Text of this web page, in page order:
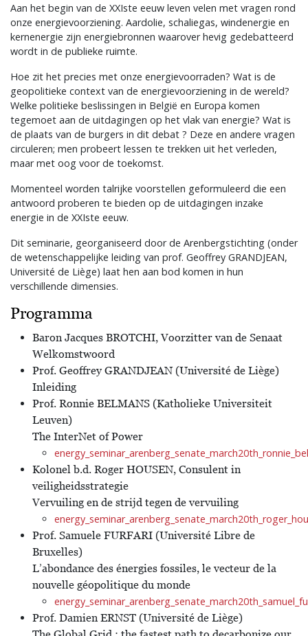
Aan het begin van de XXIste eeuw leven velen met vragen rond
onze energievoorziening. Aardolie, schaliegas, windenergie en
kernenergie zijn energiebronnen waarover hevig gedebatteerd
wordt in de publieke ruimte.
Hoe zit het precies met onze energievoorraden? Wat is de
geopolitieke context van de energievoorziening in de wereld?
Welke politieke beslissingen in België en Europa komen
tegemoet aan de uitdagingen op het vlak van energie? Wat is
de plaats van de burgers in dit debat ? Deze en andere vragen
circuleren; men probeert lessen te trekken uit het verleden,
maar met oog voor de toekomst.
Momenteel worden talrijke voorstellen geformuleerd die een
antwoord proberen te bieden op de uitdagingen inzake
energie in de XXIste eeuw.
Dit seminarie, georganiseerd door de Arenbergstichting (onder
de wetenschappelijke leiding van prof. Geoffrey GRANDJEAN,
Université de Liège) laat hen aan bod komen in hun
verschillende dimensies.
Programma
Baron Jacques BROTCHI, Voorzitter van de Senaat
Welkomstwoord
Prof. Geoffrey GRANDJEAN (Université de Liège)
Inleiding
Prof. Ronnie BELMANS (Katholieke Universiteit
Leuven)
The InterNet of Power
Kolonel b.d. Roger HOUSEN, Consulent in
veiligheidsstrategie
Vervuiling en de strijd tegen de vervuiling
Prof. Samuele FURFARI (Université Libre de
Bruxelles)
L’abondance des énergies fossiles, le vecteur de la
nouvelle géopolitique du monde
Prof. Damien ERNST (Université de Liège)